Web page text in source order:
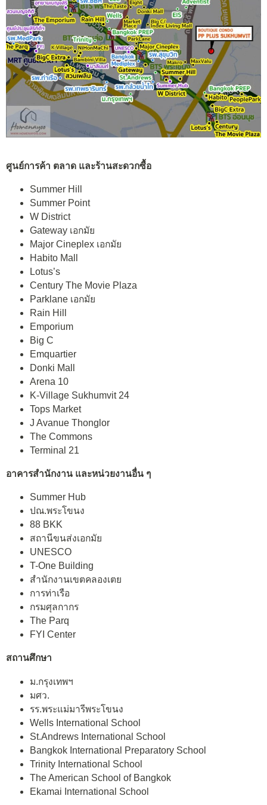
ศูนย์การค้า ตลาด และร้านสะดวกซื้อ
Summer Hill
Summer Point
W District
Gateway เอกมัย
Major Cineplex เอกมัย
Habito Mall
Lotus’s
Century The Movie Plaza
Parklane เอกมัย
Rain Hill
Emporium
Big C
Emquartier
Donki Mall
Arena 10
K-Village Sukhumvit 24
Tops Market
J Avanue Thonglor
The Commons
Terminal 21
อาคารสำนักงาน และหน่วยงานอื่น ๆ
Summer Hub
ปณ.พระโขนง
88 BKK
สถานีขนส่งเอกมัย
UNESCO
T-One Building
สำนักงานเขตคลองเตย
การท่าเรือ
กรมศุลกากร
The Parq
FYI Center
สถานศึกษา
ม.กรุงเทพฯ
มศว.
รร.พระแม่มารีพระโขนง
Wells International School
St.Andrews International School
Bangkok International Preparatory School
Trinity International School
The American School of Bangkok
Ekamai International School